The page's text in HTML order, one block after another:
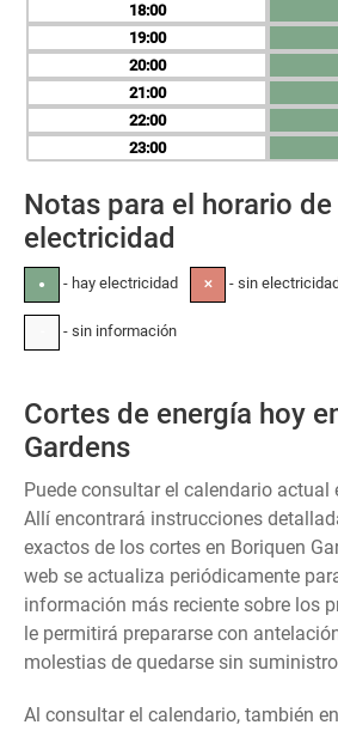
18
19
20
21
22
23
Notas para el horario
electricidad
● - hay electricidad ✕ - sin electricidad
- sin información
Cortes de energía hoy
Gardens
Puede consultar el calendario actual
Allí encontrará instrucciones
exactos de los cortes en Boriquen
web se actualiza periódicamente
información más reciente sobre los
le permitirá prepararse con
molestias de quedarse sin
Al consultar el calendario, también